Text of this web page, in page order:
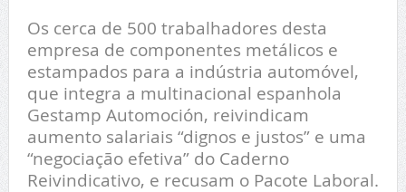
Os cerca de 500 trabalhadores desta
empresa de componentes metálicos e
estampados para a indústria automóvel,
que integra a multinacional espanhola
Gestamp Automoción, reivindicam
aumento salariais “dignos e justos” e uma
“negociação efetiva” do Caderno
Reivindicativo, e recusam o Pacote Laboral.